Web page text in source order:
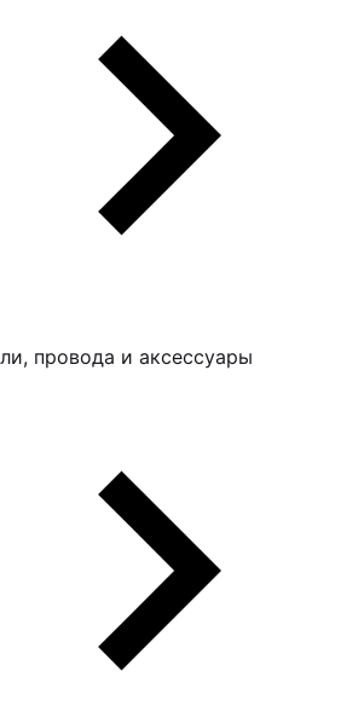
провода и аксессуары